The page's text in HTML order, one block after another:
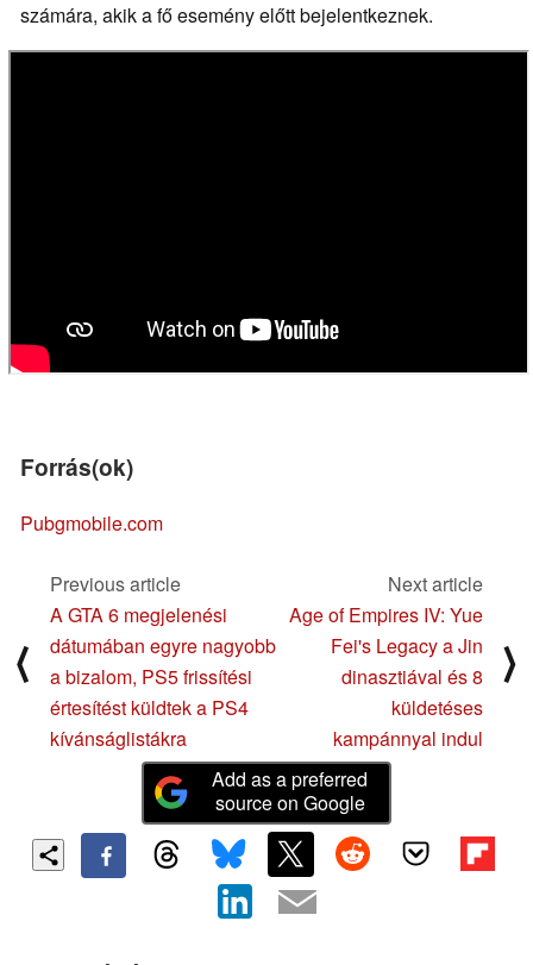
számára, akik a fő esemény előtt bejelentkeznek.
Forrás(ok)
Pubgmobile.com
⟨
Previous article
A GTA 6 megjelenési
dátumában egyre nagyobb
a bizalom, PS5 frissítési
értesítést küldtek a PS4
kívánságlistákra
Next article
Age of Empires IV: Yue
Fei's Legacy a Jin
dinasztiával és 8
küldetéses
kampánnyal indul
⟩
Add as a preferred
source on Google